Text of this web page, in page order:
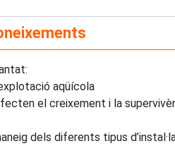
aqüícola
el creixement i la
dels diferents tipus